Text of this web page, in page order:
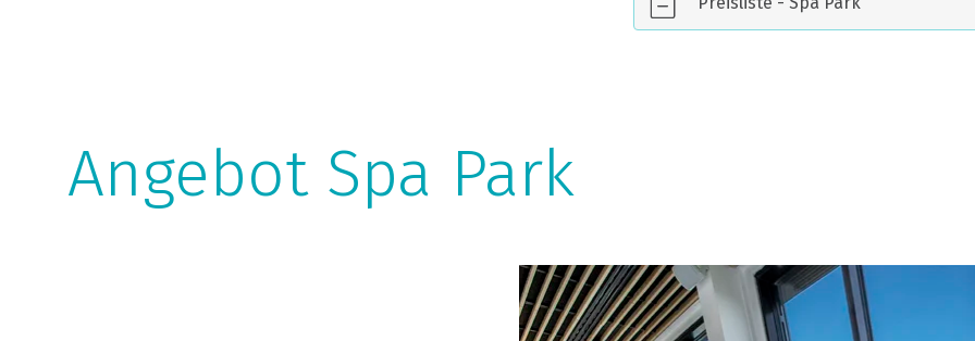
Angebot Spa Park